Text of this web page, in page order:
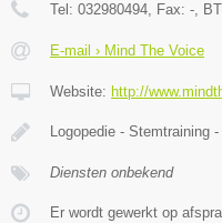
Tel: 032980494, Fax: -,
E-mail › Mind The Voice
Website: http://
Logopedie - Stemtraining
Diensten onbekend
Er wordt gewerkt op